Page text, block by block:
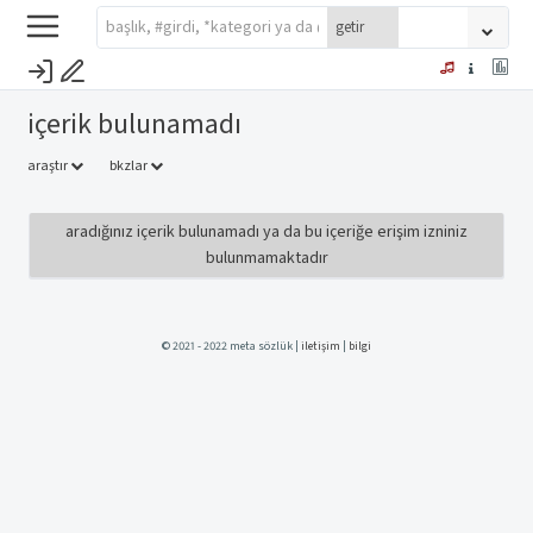
i̇çerik bulunamadı
araştır bkzlar
aradığınız içerik bulunamadı ya da bu içeriğe erişim izniniz
bulunmamaktadır
© 2021 - 2022 meta sözlük | iletişim bilgi